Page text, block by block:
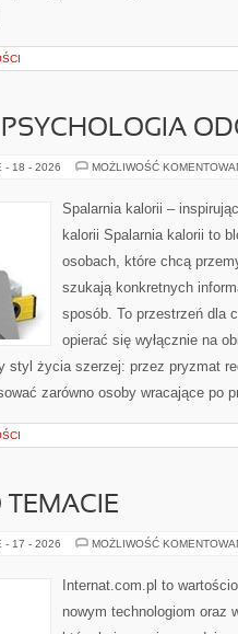
- 18 - 2026 MOŻLIWOŚĆ
Spalarnia kalorii –
kalorii Spalarnia kalorii to
osobach, które chcą
szukają konkretnych
sposób. To przestrzeń dla
opierać się wyłącznie na
styl życia szerzej: przez pryzmat
zarówno osoby wracające po
TEMACIE
- 17 - 2026 MOŻLIWOŚĆ
Internat.com.pl to
nowym technologiom oraz